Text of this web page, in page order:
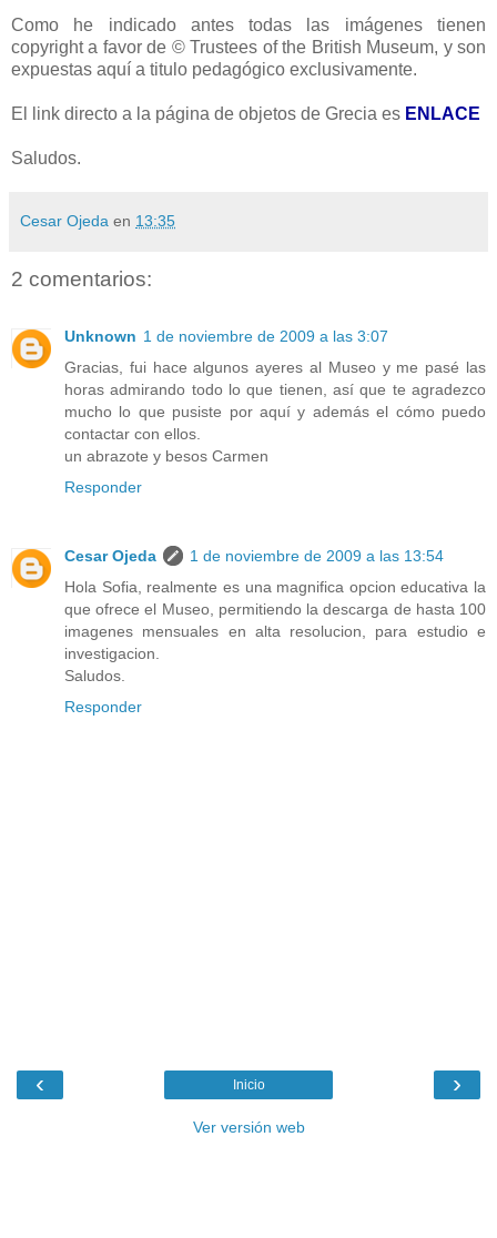
Como he indicado antes todas las imágenes tienen
copyright a favor de © Trustees of the British Museum, y son
expuestas aquí a titulo pedagógico exclusivamente.
El link directo a la página de objetos de Grecia es ENLACE
Saludos.
Cesar Ojeda en 13:35
2 comentarios:
Unknown 1 de noviembre de 2009 a las 3:07
Gracias, fui hace algunos ayeres al Museo y me pasé las
horas admirando todo lo que tienen, así que te agradezco
mucho lo que pusiste por aquí y además el cómo puedo
contactar con ellos.
un abrazote y besos Carmen
Responder
Cesar Ojeda
1 de noviembre de 2009 a las 13:54
Hola Sofia, realmente es una magnifica opcion educativa la
que ofrece el Museo, permitiendo la descarga de hasta 100
imagenes mensuales en alta resolucion, para estudio e
investigacion.
Saludos.
Responder
‹ ›
Inicio
Ver versión web